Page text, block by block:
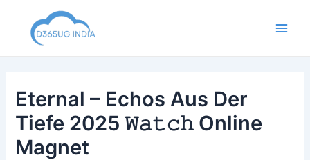
content
Eternal – Echos Aus Der
Tiefe 2025 𝚆𝚊𝚝𝚌𝚑 Online
Magnet